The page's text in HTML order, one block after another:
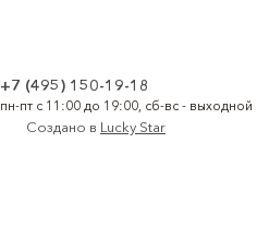
+7 (495) 150-19-18
пн-пт с 11:00 до 19:00, сб-вс - выходной
Создано в Lucky Star